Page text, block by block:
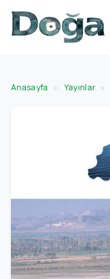
İçeriğe geç
Anasayfa » Yayınlar »